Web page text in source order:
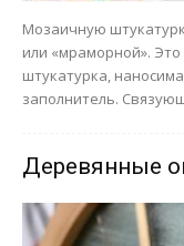
Мозаичную
или «мраморной».
штукатурка,
заполнитель.
Деревянные